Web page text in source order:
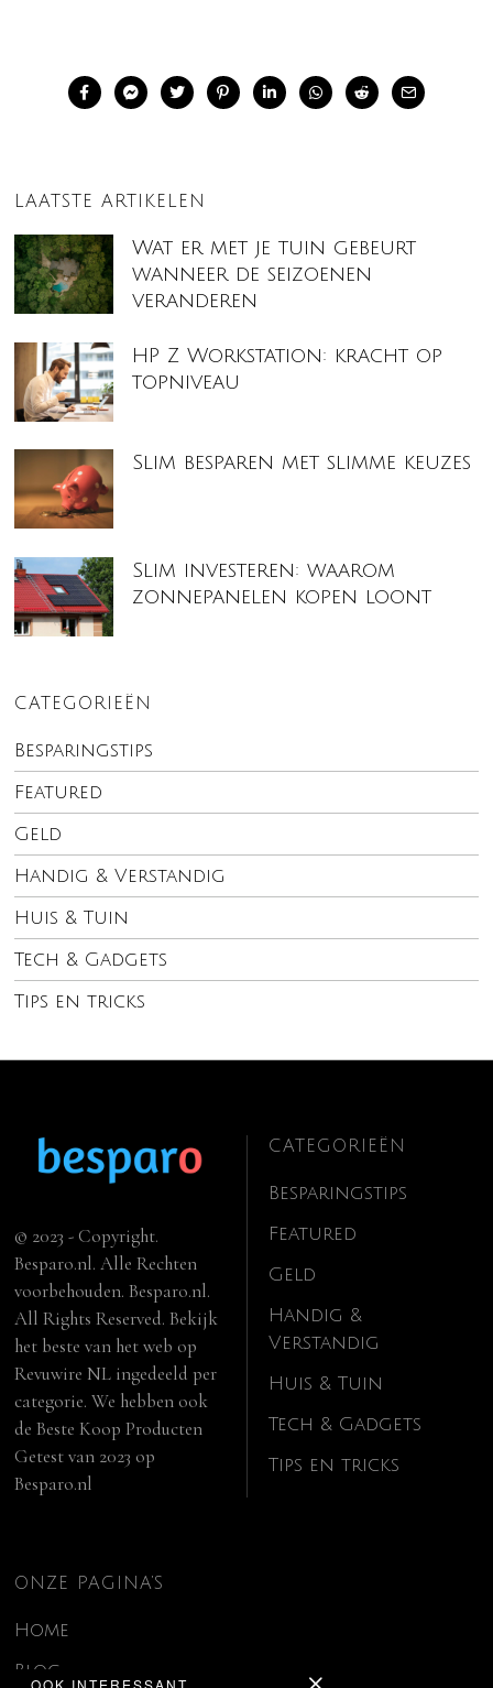
LAATSTE ARTIKELEN
Wat er met je tuin gebeurt
wanneer de seizoenen
veranderen
HP Z Workstation: kracht op
topniveau
Slim besparen met slimme keuzes
Slim investeren: waarom
zonnepanelen kopen loont
CATEGORIEËN
Besparingstips
Featured
Geld
Handig & Verstandig
Huis & Tuin
Tech & Gadgets
Tips en tricks
OOK INTERESSANT
© 2023 - Copyright.
Besparo.nl. Alle Rechten
voorbehouden. Besparo.nl.
All Rights Reserved. Bekijk
het beste van het web op
Revuwire NL ingedeeld per
categorie. We hebben ook
deBeste Koop Producten
Getest van 2023 op
Besparo.nl
CATEGORIEËN
Besparingstips
Featured
Geld
Handig &
Verstandig
Huis & Tuin
Tech & Gadgets
Tips en tricks
ONZE PAGINA’S
Home
Blog